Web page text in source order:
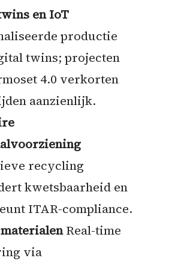
en IoT
productie
twins; projecten
4.0 verkorten
aanzienlijk.
recycling
kwetsbaarheid en
ITAR-compliance.
Real-time
via